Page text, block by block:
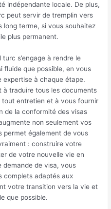
indépendante locale. De plus,
peut servir de tremplin vers
long terme, si vous souhaitez
plus permanent.
s’engage à rendre le
fluide que possible, en vous
à chaque étape.
à traduire tous les documents
tout entretien et à vous fournir
de la conformité des visas
non seulement vos
permet également de vous
: construire votre
de votre nouvelle vie en
demande de visa, vous
complets adaptés aux
votre transition vers la vie et
que possible.